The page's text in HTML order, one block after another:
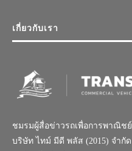
เกี่ยวกับเรา
ชมรมผู้สื่อข่าวรถเพื่อการพาณิชย์
บริษัท ไทม์ มีดี พลัส (2015) จำกัด